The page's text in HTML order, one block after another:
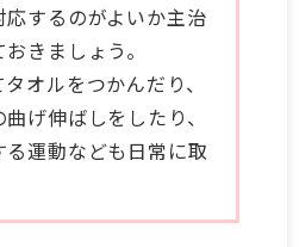
するのがよいか主治
きましょう。
オルをつかんだり、
げ伸ばしをしたり、
運動なども日常に取